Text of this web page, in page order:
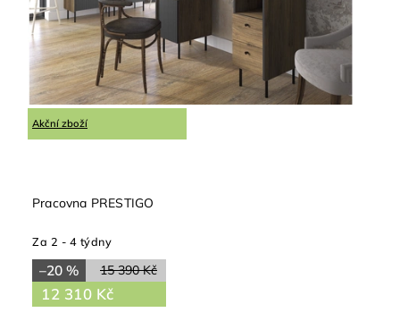
Akční zboží
Pracovna PRESTIGO
Za 2 - 4 týdny
15 390 Kč
–20 %
12 310 Kč